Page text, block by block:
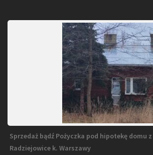
Sprzedaż bądź Pożyczka pod hipotekę domu z
Radziejowice k. Warszawy